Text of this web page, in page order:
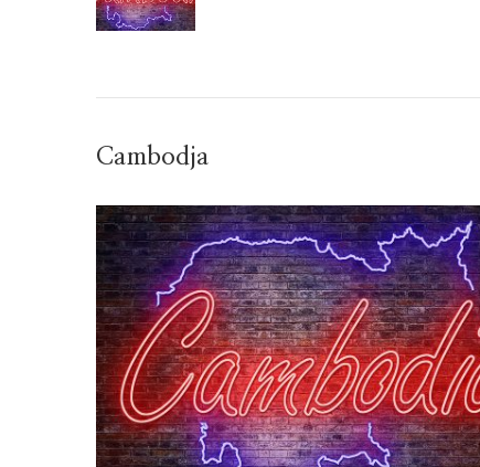
Cambodja